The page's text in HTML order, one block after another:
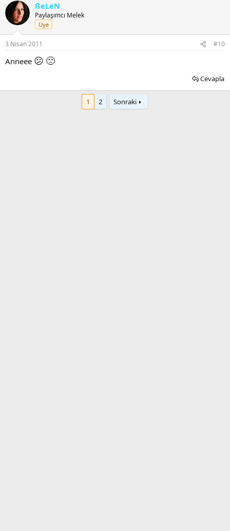
ßeLeN
Paylaşımcı Melek
Üye
3 Nisan 2011 #10
Anneee 😕 🙁
Cevapla
1 2 Sonraki